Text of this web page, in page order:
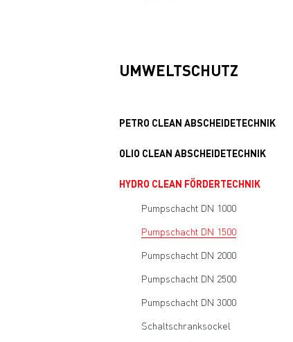
UMWELTSCHUTZ
PETRO CLEAN ABSCHEIDETECHNIK
OLIO CLEAN ABSCHEIDETECHNIK
HYDRO CLEAN FÖRDERTECHNIK
Pumpschacht DN 1000
Pumpschacht DN 1500
Pumpschacht DN 2000
Pumpschacht DN 2500
Pumpschacht DN 3000
Schaltschranksockel